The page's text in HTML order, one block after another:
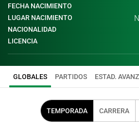
FECHA NACIMIENTO
LUGAR NACIMIENTO
NACIONALIDAD
LICENCIA
GLOBALES PARTIDOS ESTAD.
TEMPORADA CARRERA